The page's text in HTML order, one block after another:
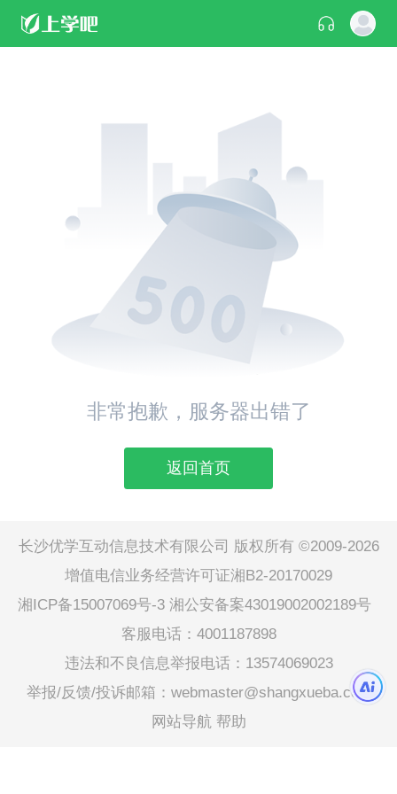
非常抱歉，服务器出错了
返回首页
长沙优学互动信息技术有限公司 版权所有 ©2009-2026
增值电信业务经营许可证湘B2-20170029
湘ICP备15007069号-3 湘公安备案43019002002189号
客服电话：4001187898
违法和不良信息举报电话：13574069023
举报/反馈/投诉邮箱：webmaster@shangxueba.com
网站导航 帮助